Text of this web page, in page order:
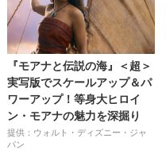
『モアナと伝説の海』＜超＞
実写版でスケールアップ＆パ
ワーアップ！等身大ヒロイ
ン・モアナの魅力を深掘り
提供：ウォルト・ディズニー・ジャ
パン